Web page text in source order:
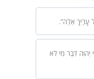
עָרַיִךְ אֵלֶּה“.
יְהוִה דִּבֶּר מִי לֹא